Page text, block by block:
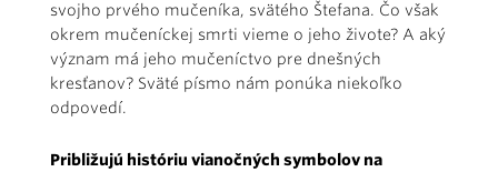
svojho prvého mučeníka, svätého Štefana. Čo však
okrem mučeníckej smrti vieme o jeho živote? A aký
význam má jeho mučeníctvo pre dnešných
kresťanov? Sväté písmo nám ponúka niekoľko
odpovedí.
Približujú históriu vianočných symbolov na